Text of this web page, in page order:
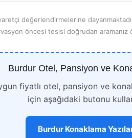
değerlendirmelerine
öncesi tesisi doğrudan aramanız
Burdur Otel, Pansiyon ve
fiyatlı otel, pansiyon ve
için aşağıdaki butonu
Burdur Konaklama